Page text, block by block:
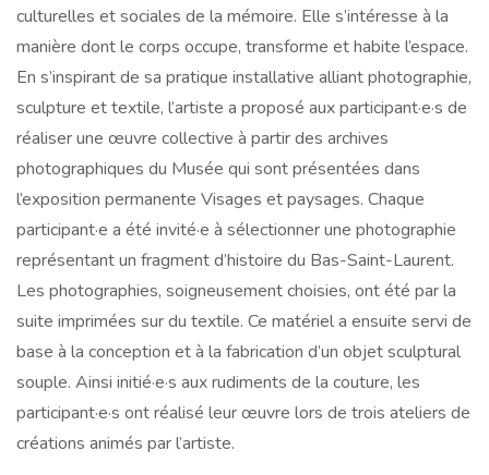
culturelles et sociales de la mémoire. Elle s’intéresse à la
manière dont le corps occupe, transforme et habite l’espace.
En s’inspirant de sa pratique installative alliant photographie,
sculpture et textile, l’artiste a proposé aux participant·e·s de
réaliser une œuvre collective à partir des archives
photographiques du Musée qui sont présentées dans
l’exposition permanente Visages et paysages. Chaque
participant·e a été invité·e à sélectionner une photographie
représentant un fragment d’histoire du Bas-Saint-Laurent.
Les photographies, soigneusement choisies, ont été par la
suite imprimées sur du textile. Ce matériel a ensuite servi de
base à la conception et à la fabrication d’un objet sculptural
souple. Ainsi initié·e·s aux rudiments de la couture, les
participant·e·s ont réalisé leur œuvre lors de trois ateliers de
créations animés par l’artiste.